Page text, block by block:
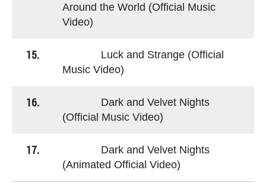
Around the World (Official Music
Video)
15.
Luck and Strange (Official
Music Video)
16.
Dark and Velvet Nights
(Official Music Video)
17.
Dark and Velvet Nights
(Animated Official Video)